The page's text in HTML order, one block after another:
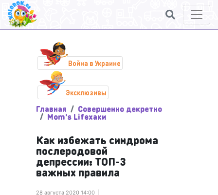
Война в Украине
Эксклюзивы
Главная Совершенно декретно
Mom's Lifeхаки
Как избежать синдрома
послеродовой
депрессии: ТОП-3
важных правила
28 августа 2020 14:00